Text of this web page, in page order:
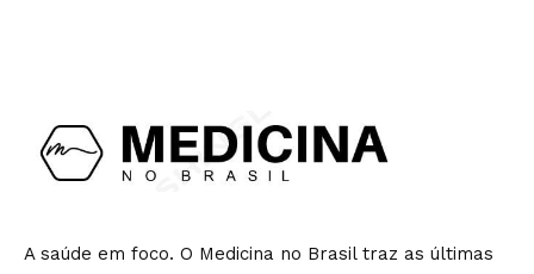
A saúde em foco. O Medicina no Brasil traz as últimas